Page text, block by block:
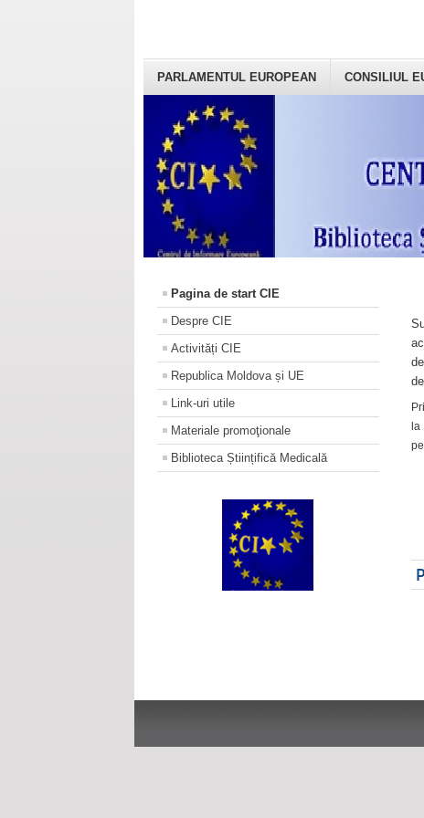
PARLAMENTUL EUROPEAN CONSILIUL
Pagina de start CIE
Despre CIE
Activități CIE
Republica Moldova și UE
Link-uri utile
Materiale promoţionale
Biblioteca Științifică Medicală